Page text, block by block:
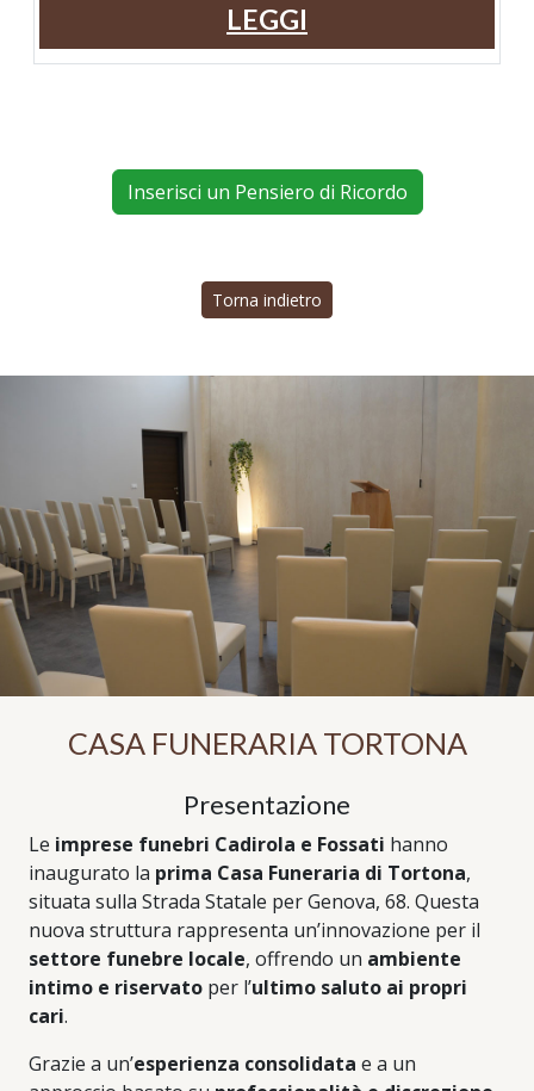
LEGGI
Inserisci un Pensiero di Ricordo
Torna indietro
CASA FUNERARIA TORTONA
Presentazione
Le imprese funebri Cadirola e Fossati hanno
inaugurato la prima Casa Funeraria di Tortona,
situata sulla Strada Statale per Genova, 68. Questa
nuova struttura rappresenta un’innovazione per il
settore funebre locale, offrendo un ambiente
intimo e riservato per l’ultimo saluto ai propri
cari.
Grazie a un’esperienza consolidata e a un